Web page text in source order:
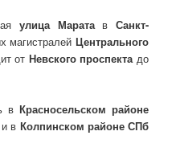
улица Маратав Санкт-
магистралей Центрального
от Невского проспектадо
в Красносельском районе
в Колпинском районе СПб